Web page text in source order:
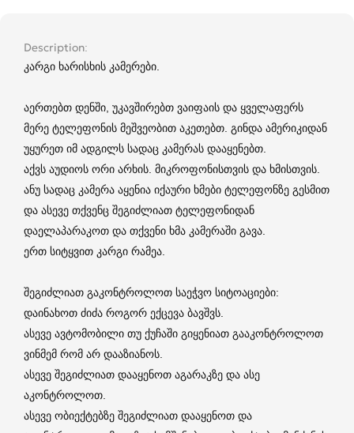
Description
კარგი ხარისხის კამერები.
აერთებთ დენში, უკავშირებთ ვაიფაის და ყველაფერს
მერე ტელეფონის მეშვეობით აკეთებთ. გინდა ამერიკიდან
უყურეთ იმ ადგილს სადაც კამერას დააყენებთ.
აქვს აუდიოს ორი არხის. მიკროფონისთვის და ხმისთვის.
ანუ სადაც კამერა აყენია იქაური ხმები ტელეფონზე გესმით
და ასევე თქვენც შეგიძლიათ ტელეფონიდან
დაელაპარაკოთ და თქვენი ხმა კამერაში გავა.
ერთ სიტყვით კარგი რამეა.
შეგიძლიათ გაკონტროლოთ საეჭვო სიტოაციები:
დაინახოთ ძიძა როგორ ექცევა ბავშვს.
ასევე ავტომობილი თუ ქუჩაში გიყენიათ გააკონტროლოთ
ვინმემ რომ არ დააზიანოს.
ასევე შეგიძლიათ დააყენოთ აგარაკზე და ასე
აკონტროლოთ.
ასევე ობიექტებზე შეგიძლიათ დააყენოთ და